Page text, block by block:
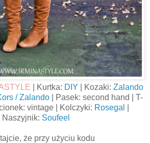
| Kurtka: DIY | Kozaki: Zalando
/ Zalando | Pasek: second hand | T-
vintage | Kolczyki: Rosegal
Naszyjnik: Soufeel
że przy użyciu kodu